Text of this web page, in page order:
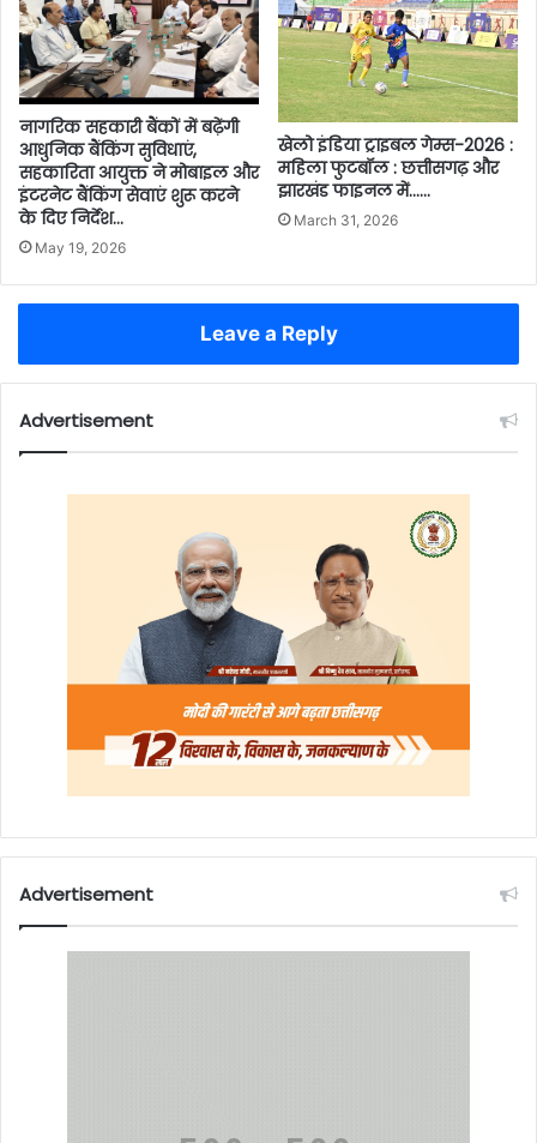
नागरिक सहकारी बैंकों में बढ़ेंगी
आधुनिक बैंकिंग सुविधाएं,
सहकारिता आयुक्त ने मोबाइल और
इंटरनेट बैंकिंग सेवाएं शुरू करने
के दिए निर्देश…
May 19, 2026
खेलो इंडिया ट्राइबल गेम्स-2026 :
महिला फुटबॉल : छत्तीसगढ़ और
झारखंड फाइनल में……
March 31, 2026
Leave a Reply
Advertisement
Advertisement